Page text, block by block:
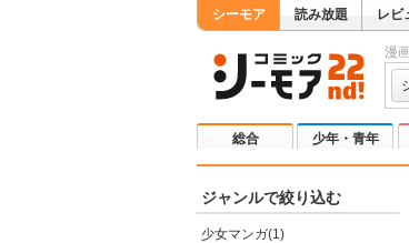
シーモア 読み放題 レビ
漫
総合 少年・青年
ジャンルで絞り込む
少女マンガ(1)